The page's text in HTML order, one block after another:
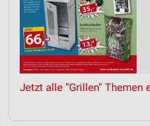
Jetzt alle "Grillen" Themen